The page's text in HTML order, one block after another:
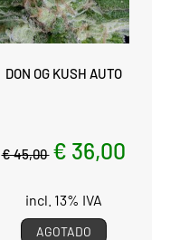
DON OG KUSH AUTO
€ 45,00 € 36,00
incl. 13% IVA
AGOTADO